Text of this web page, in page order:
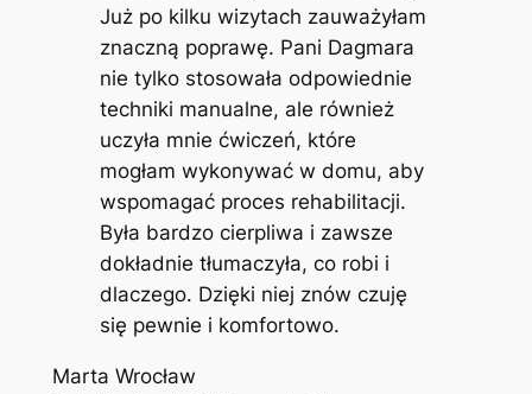
Już po kilku wizytach zauważyłam
znaczną poprawę. Pani Dagmara
nie tylko stosowała odpowiednie
techniki manualne, ale również
uczyła mnie ćwiczeń, które
mogłam wykonywać w domu, aby
wspomagać proces rehabilitacji.
Była bardzo cierpliwa i zawsze
dokładnie tłumaczyła, co robi i
dlaczego. Dzięki niej znów czuję
się pewnie i komfortowo.
Marta Wrocław